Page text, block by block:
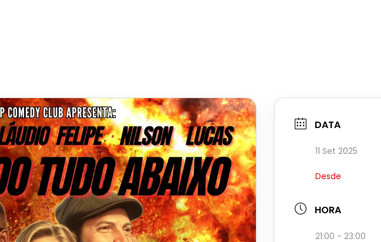
DATA
11 Set 2025
Desde
HORA
21:00 - 23:00